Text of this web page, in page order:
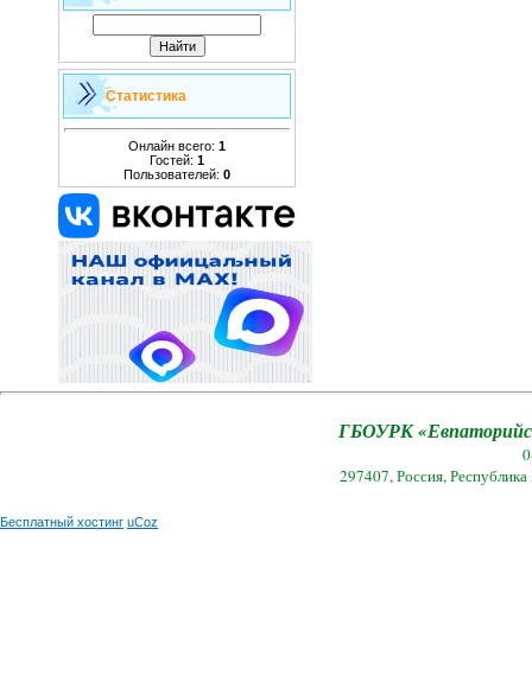
Статистика
Онлайн всего: 1
Гостей: 1
Пользователей: 0
ГБОУРК
297407, Россия,
Бесплатный хостинг uCoz